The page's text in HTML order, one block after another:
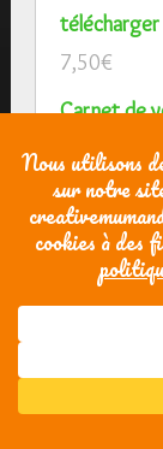
7,50€
Carnet de
7,50€
Carte
format A4
4,50€
Diplôme